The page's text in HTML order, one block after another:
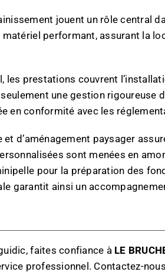
jouent un rôle central
matériel performant, assurant
les prestations couvrent
une gestion
en conformité avec les
d’aménagement paysager
sont menées en
pour la préparation des
garantit ainsi un
faites confiance à LE
professionnel. Contactez-